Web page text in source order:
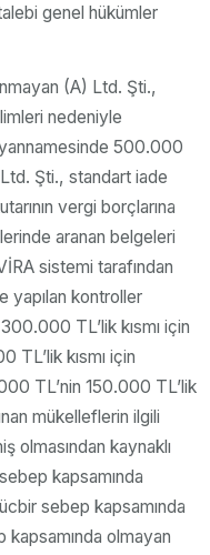
genel hükümler
(A) Ltd. Şti.,
nedeniyle
500.000
Şti., standart iade
vergi borçlarına
aranan belgeleri
sistemi tarafından
yapılan kontroller
TL’lik kısmı için
kısmı için
TL’nin 150.000 TL’lik
mükelleflerin ilgili
olmasından kaynaklı
kapsamında
sebep kapsamında
olmayan